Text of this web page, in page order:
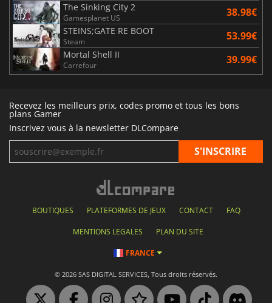
The Sinking City 2
Gamesplanet US 38.98€
STEINS;GATE RE BOOT
Steam 53.99€
Mortal Shell II
Carrefour 39.99€
Recevez les meilleurs prix, codes promo et tous les bons
plans Gamer
Inscrivez vous à la newsletter DLCompare
BOUTIQUES PLATEFORMES DE JEUX CONTACT FAQ
MENTIONS LEGALES PLAN DU SITE
FRANCE
© 2026 SAS DIGITAL SERVICES, Tous droits réservés.